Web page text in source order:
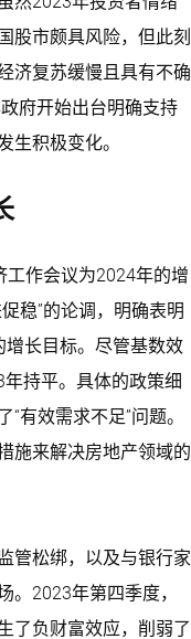
股市颇具风险，但此刻
济复苏缓慢且具有不确
府开始出台明确支持
生积极变化。
作会议为2024年的增
稳”的论调，明确表明
增长目标。尽管基数效
持平。具体的政策细
有效需求不足”问题。
施来解决房地产领域的
管松绑，以及与银行家
。2023年第四季度，
了负财富效应，削弱了